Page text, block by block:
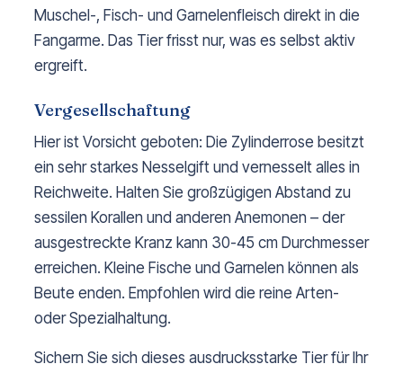
Muschel-, Fisch- und Garnelenfleisch direkt in die
Fangarme. Das Tier frisst nur, was es selbst aktiv
ergreift.
Vergesellschaftung
Hier ist Vorsicht geboten: Die Zylinderrose besitzt
ein sehr starkes Nesselgift und vernesselt alles in
Reichweite. Halten Sie großzügigen Abstand zu
sessilen Korallen und anderen Anemonen – der
ausgestreckte Kranz kann 30-45 cm Durchmesser
erreichen. Kleine Fische und Garnelen können als
Beute enden. Empfohlen wird die reine Arten-
oder Spezialhaltung.
Sichern Sie sich dieses ausdrucksstarke Tier für Ihr